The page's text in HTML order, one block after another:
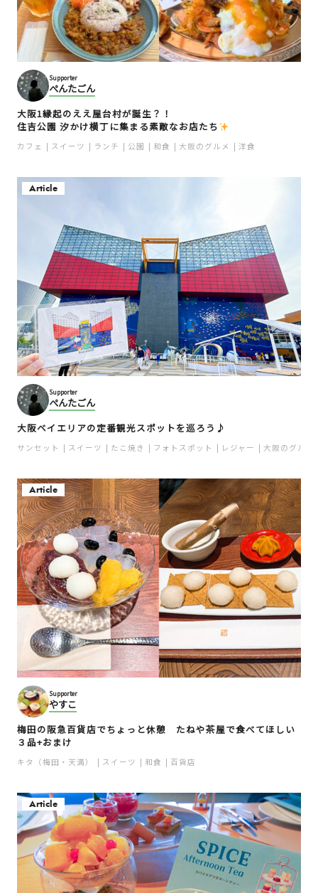
Supporter
ぺんたごん
大阪1縁起のええ屋台村が誕生？！
住吉公園 汐かけ横丁に集まる素敵なお店たち
カフェ スイーツ ランチ 公園 和食 大阪のグルメ 洋食
Article
Supporter
ぺんたごん
大阪ベイエリアの定番観光スポットを巡ろう♪
サンセット スイーツ たこ焼き フォトスポット レジャー 大阪のグルメ
Article
Supporter
やすこ
梅田の阪急百貨店でちょっと休憩 たねや茶屋で食べてほしい
３品+おまけ
キタ（梅田・天満） スイーツ 和食 百貨店
Article